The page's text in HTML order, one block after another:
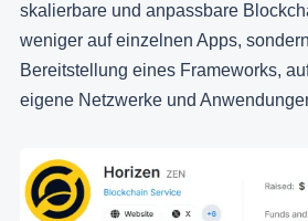
skalierbare und anpassbare
weniger auf einzelnen Apps,
Bereitstellung eines Frameworks,
eigene Netzwerke und